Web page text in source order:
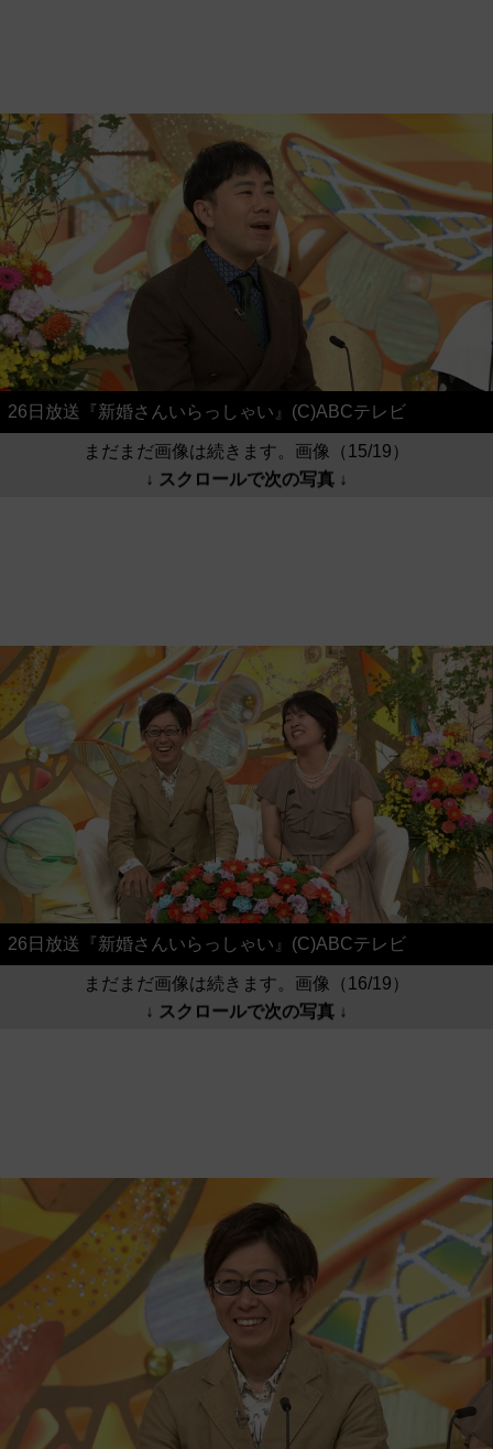
26日放送『新婚さんいらっしゃい』(C)ABCテレビ
まだまだ画像は続きます。画像（15/19）
↓ スクロールで次の写真 ↓
26日放送『新婚さんいらっしゃい』(C)ABCテレビ
まだまだ画像は続きます。画像（16/19）
↓ スクロールで次の写真 ↓